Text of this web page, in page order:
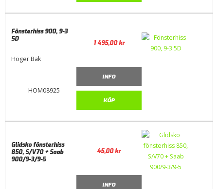
HOM08925
Fönsterhiss 900, 9-3
5D
Höger Bak
1 495,00kr
INFO
KÖP
Glidsko fönsterhiss
850, S/V70 + Saab
900/9-3/9-5
45,00kr
INFO